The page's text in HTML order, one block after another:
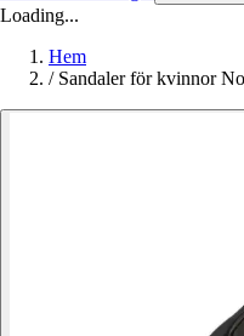
Loading...
Hem
/ Sandaler för kvinnor